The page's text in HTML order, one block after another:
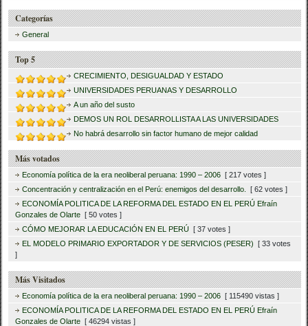
Categorías
General
Top 5
CRECIMIENTO, DESIGUALDAD Y ESTADO
UNIVERSIDADES PERUANAS Y DESARROLLO
A un año del susto
DEMOS UN ROL DESARROLLISTA A LAS UNIVERSIDADES
No habrá desarrollo sin factor humano de mejor calidad
Más votados
Economía política de la era neoliberal peruana: 1990 – 2006 [ 217 votes ]
Concentración y centralización en el Perú: enemigos del desarrollo.
[ 62 votes ]
ECONOMÍA POLITICA DE LA REFORMA DEL ESTADO EN EL PERÚ Efraín
Gonzales de Olarte [ 50 votes ]
CÓMO MEJORAR LA EDUCACIÓN EN EL PERÚ [ 37 votes ]
EL MODELO PRIMARIO EXPORTADOR Y DE SERVICIOS (PESER) [ 33 votes
]
Más Visitados
Economía política de la era neoliberal peruana: 1990 – 2006 [ 115490 vistas ]
ECONOMÍA POLITICA DE LA REFORMA DEL ESTADO EN EL PERÚ Efraín
Gonzales de Olarte [ 46294 vistas ]